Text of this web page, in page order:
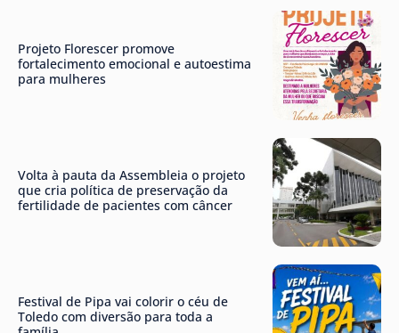
Projeto Florescer promove
fortalecimento emocional e autoestima
para mulheres
Volta à pauta da Assembleia o projeto
que cria política de preservação da
fertilidade de pacientes com câncer
Festival de Pipa vai colorir o céu de
Toledo com diversão para toda a